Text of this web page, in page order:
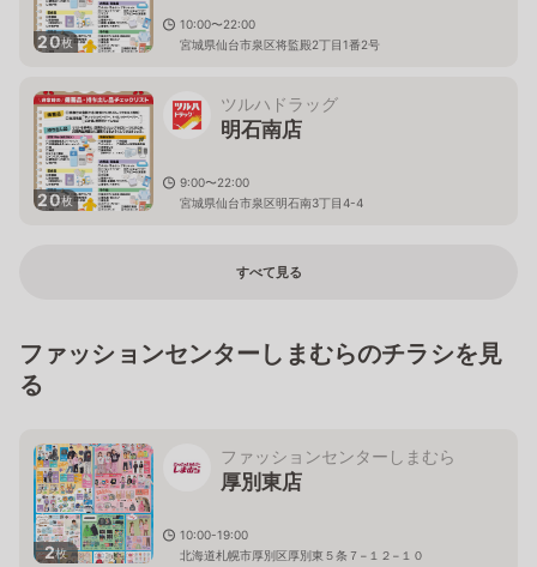
20枚
10:00〜22:00
宮城県仙台市泉区将監殿2丁目1番2号
20枚
ツルハドラッグ
明石南店
9:00〜22:00
宮城県仙台市泉区明石南3丁目4-4
すべて見る
ファッションセンターしまむらのチラシを見
る
2枚
ファッションセンターしまむら
厚別東店
10:00-19:00
北海道札幌市厚別区厚別東５条７−１２−１０